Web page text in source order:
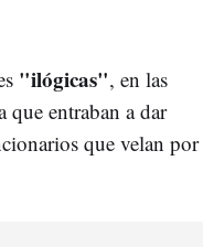
"ilógicas", en las
que entraban a dar
que velan por